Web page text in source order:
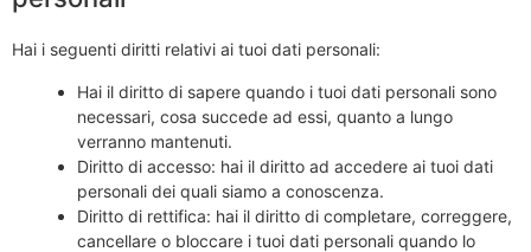
Hai i seguenti diritti relativi ai tuoi dati personali:
Hai il diritto di sapere quando i tuoi dati personali sono
necessari, cosa succede ad essi, quanto a lungo
verranno mantenuti.
Diritto di accesso: hai il diritto ad accedere ai tuoi dati
personali dei quali siamo a conoscenza.
Diritto di rettifica: hai il diritto di completare, correggere,
cancellare o bloccare i tuoi dati personali quando lo